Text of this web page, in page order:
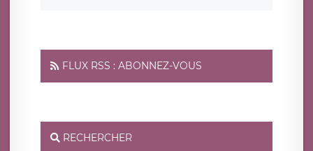
FLUX RSS : ABONNEZ-VOUS
RECHERCHER